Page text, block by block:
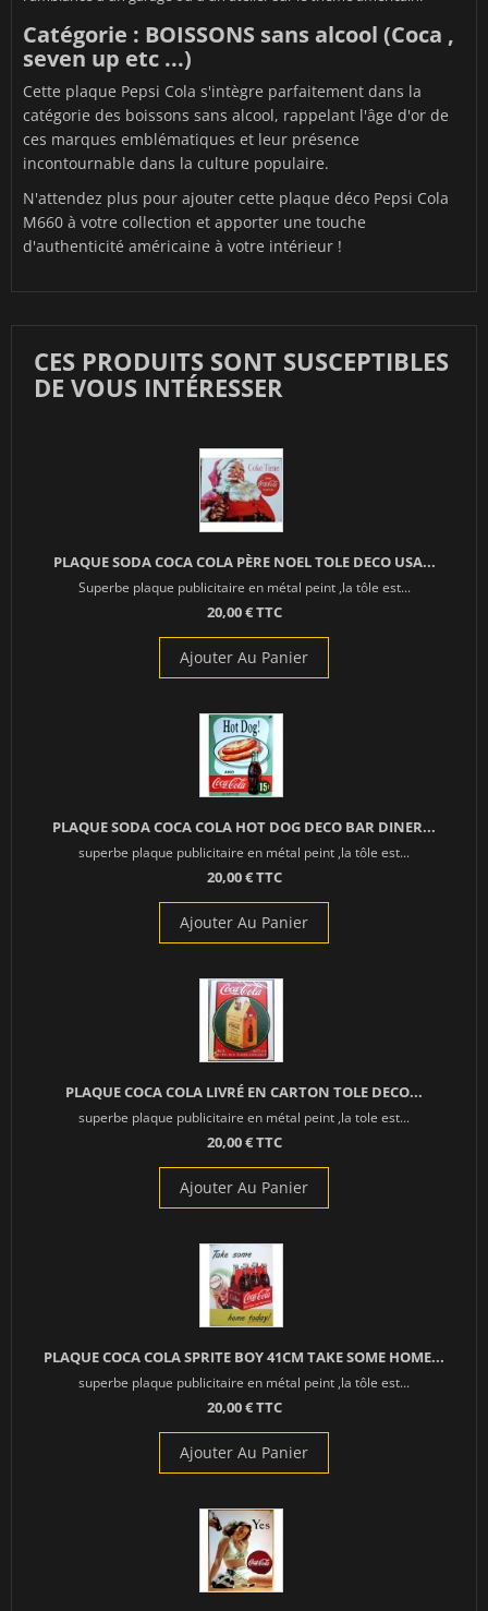
Catégorie : BOISSONS sans alcool (Coca ,
seven up etc ...)
Cette plaque Pepsi Cola s'intègre parfaitement dans la
catégorie des boissons sans alcool, rappelant l'âge d'or de
ces marques emblématiques et leur présence
incontournable dans la culture populaire.
N'attendez plus pour ajouter cette plaque déco Pepsi Cola
M660 à votre collection et apporter une touche
d'authenticité américaine à votre intérieur !
CES PRODUITS SONT SUSCEPTIBLES
DE VOUS INTÉRESSER
PLAQUE SODA COCA COLA PÈRE NOEL TOLE DECO USA...
Superbe plaque publicitaire en métal peint ,la tôle est...
20,00 € TTC
Ajouter Au Panier
PLAQUE SODA COCA COLA HOT DOG DECO BAR DINER...
superbe plaque publicitaire en métal peint ,la tôle est...
20,00 € TTC
Ajouter Au Panier
PLAQUE COCA COLA LIVRÉ EN CARTON TOLE DECO...
superbe plaque publicitaire en métal peint ,la tole est...
20,00 € TTC
Ajouter Au Panier
PLAQUE COCA COLA SPRITE BOY 41CM TAKE SOME HOME...
superbe plaque publicitaire en métal peint ,la tôle est...
20,00 € TTC
Ajouter Au Panier